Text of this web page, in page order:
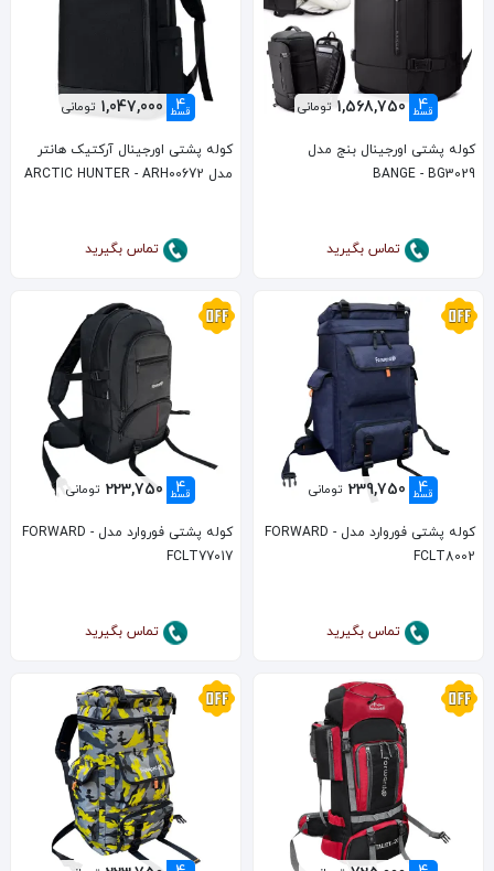
4
قسط 1,568,750 تومانی
کوله پشتی اورجینال بنج مدل
BANGE - BG3029
تماس بگیرید
4
قسط 1,047,000 تومانی
کوله پشتی اورجینال آرکتیک هانتر
مدل ARCTIC HUNTER - ARH00672
تماس بگیرید
4
قسط 239,750 تومانی
کوله پشتی فوروارد مدل FORWARD -
FCLT8002
تماس بگیرید
4
قسط 223,750 تومانی
کوله پشتی فوروارد مدل FORWARD -
FCLT77017
تماس بگیرید